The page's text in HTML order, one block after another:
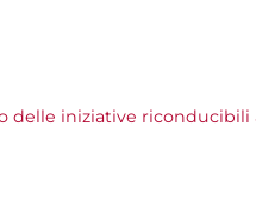
delle iniziative